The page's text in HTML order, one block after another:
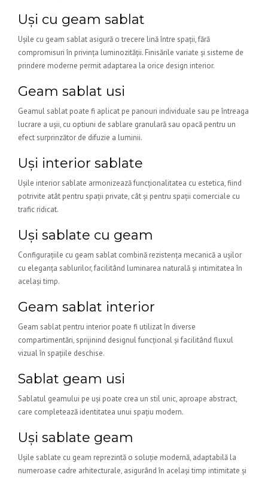
Uși cu geam sablat
Ușile cu geam sablat asigură o trecere lină între spații, fără
compromisuri în privința luminozității. Finisările variate și sisteme de
prindere moderne permit adaptarea la orice design interior.
Geam sablat usi
Geamul sablat poate fi aplicat pe panouri individuale sau pe întreaga
lucrare a ușii, cu optiuni de sablare granulară sau opacă pentru un
efect surprinzător de difuzie a luminii.
Uși interior sablate
Ușile interior sablate armonizează funcționalitatea cu estetica, fiind
potrivite atât pentru spații private, cât și pentru spații comerciale cu
trafic ridicat.
Uși sablate cu geam
Configurațiile cu geam sablat combină rezistența mecanică a ușilor
cu eleganța sablurilor, facilitând luminarea naturală și intimitatea în
același timp.
Geam sablat interior
Geam sablat pentru interior poate fi utilizat în diverse
compartimentări, sprijinind designul funcțional și facilitând fluxul
vizual în spațiile deschise.
Sablat geam usi
Sablatul geamului pe uși poate crea un stil unic, aproape abstract,
care completează identitatea unui spațiu modern.
Uși sablate geam
Ușile sablate cu geam reprezintă o soluție modernă, adaptabilă la
numeroase cadre arhitecturale, asigurând în același timp intimitate și